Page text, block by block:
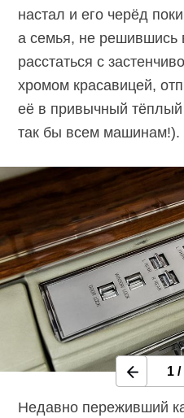
настал и его черёд
а семья, не решившись
расстаться с
хромом красавицей,
её в привычный
так бы всем машинам!).
1/
Недавно переживший